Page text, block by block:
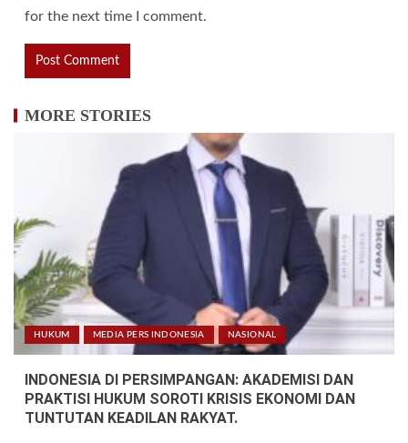
for the next time I comment.
MORE STORIES
HUKUM MEDIA PERS INDONESIA NASIONAL
INDONESIA DI PERSIMPANGAN: AKADEMISI DAN
PRAKTISI HUKUM SOROTI KRISIS EKONOMI DAN
TUNTUTAN KEADILAN RAKYAT.